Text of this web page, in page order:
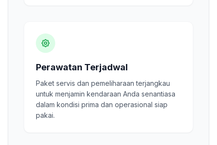
Perawatan Terjadwal
Paket servis dan pemeliharaan terjangkau
untuk menjamin kendaraan Anda senantiasa
dalam kondisi prima dan operasional siap
pakai.